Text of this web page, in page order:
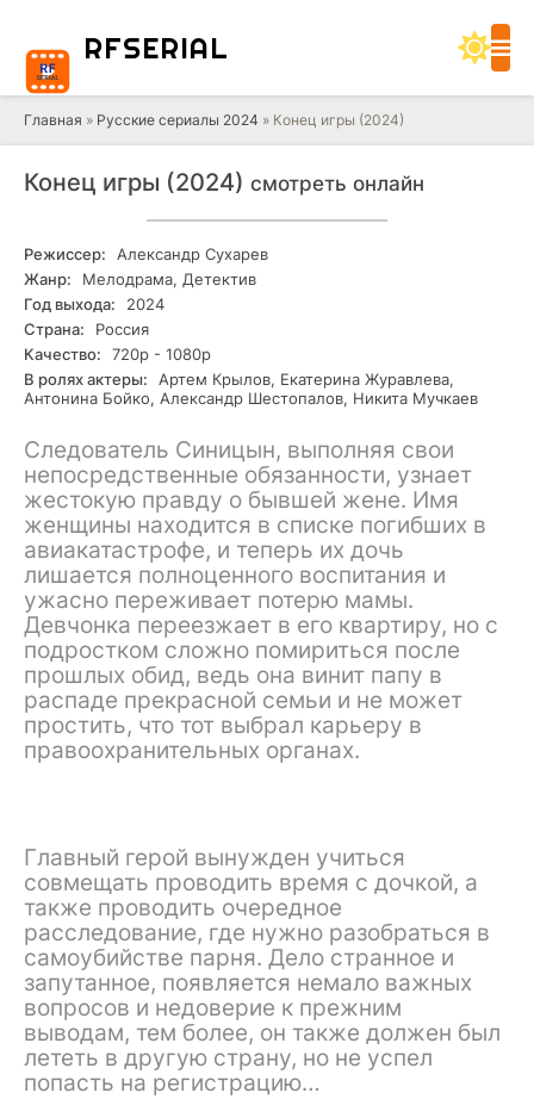
RFSERIAL
Главная » Русские сериалы 2024 » Конец игры (2024)
Конец игры (2024) смотреть онлайн
Режиссер:
Александр Сухарев
Жанр:
Мелодрама, Детектив
Год выхода:
2024
Страна:
Россия
Качество:
720р - 1080р
В ролях актеры:
Артем Крылов, Екатерина Журавлева,
Антонина Бойко, Александр Шестопалов, Никита Мучкаев
Следователь Синицын, выполняя свои
непосредственные обязанности, узнает
жестокую правду о бывшей жене. Имя
женщины находится в списке погибших в
авиакатастрофе, и теперь их дочь
лишается полноценного воспитания и
ужасно переживает потерю мамы.
Девчонка переезжает в его квартиру, но с
подростком сложно помириться после
прошлых обид, ведь она винит папу в
распаде прекрасной семьи и не может
простить, что тот выбрал карьеру в
правоохранительных органах.
Главный герой вынужден учиться
совмещать проводить время с дочкой, а
также проводить очередное
расследование, где нужно разобраться в
самоубийстве парня. Дело странное и
запутанное, появляется немало важных
вопросов и недоверие к прежним
выводам, тем более, он также должен был
лететь в другую страну, но не успел
попасть на регистрацию…